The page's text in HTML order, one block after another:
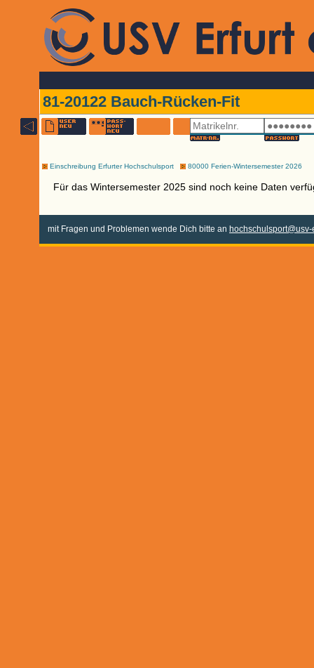
81-20122 Bauch-Rücken-Fit
Einschreibung Erfurter Hochschulsport 80000 Ferien-Wintersemester 2026
Für das Wintersemester 2025 sind noch keine Daten
mit Fragen und Problemen wende Dich bitte an